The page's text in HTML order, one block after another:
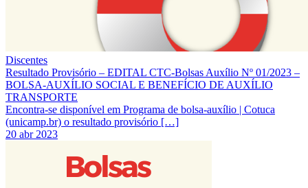
Discentes
Resultado Provisório – EDITAL CTC-Bolsas Auxílio Nº 01/2023 –
BOLSA-AUXÍLIO SOCIAL E BENEFÍCIO DE AUXÍLIO
TRANSPORTE
Encontra-se disponível em Programa de bolsa-auxílio | Cotuca
(unicamp.br) o resultado provisório […]
20 abr 2023